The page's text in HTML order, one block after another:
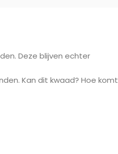
Deze blijven echter
Kan dit kwaad? Hoe komt